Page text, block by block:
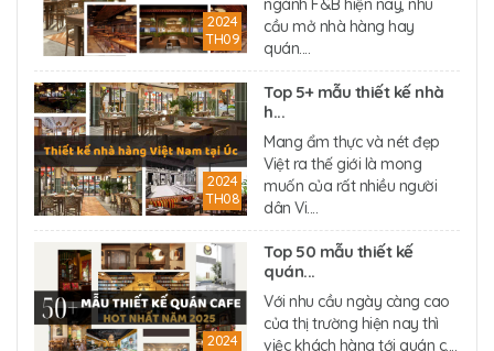
2024
TH09
ngành F&B hiện nay, nhu
cầu mở nhà hàng hay
quán....
2024
TH08
Top 5+ mẫu thiết kế nhà
h...
Mang ẩm thực và nét đẹp
Việt ra thế giới là mong
muốn của rất nhiều người
dân Vi....
2024
Top 50 mẫu thiết kế
quán...
Với nhu cầu ngày càng cao
của thị trường hiện nay thì
việc khách hàng tới quán c....